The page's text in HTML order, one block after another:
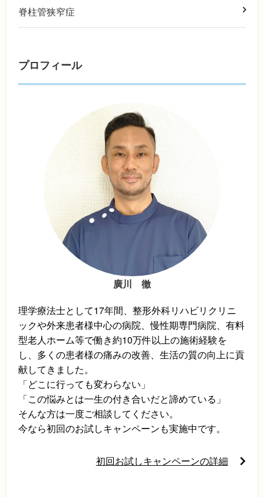
脊柱管狭窄症
プロフィール
廣川 徹
理学療法士として17年間、整形外科リハビリクリニ
ックや外来患者様中心の病院、慢性期専門病院、有料
型老人ホーム等で働き約10万件以上の施術経験を
し、多くの患者様の痛みの改善、生活の質の向上に貢
献してきました。
「どこに行っても変わらない」
「この悩みとは一生の付き合いだと諦めている」
そんな方は一度ご相談してください。
今なら初回のお試しキャンペーンも実施中です。
初回お試しキャンペーンの詳細